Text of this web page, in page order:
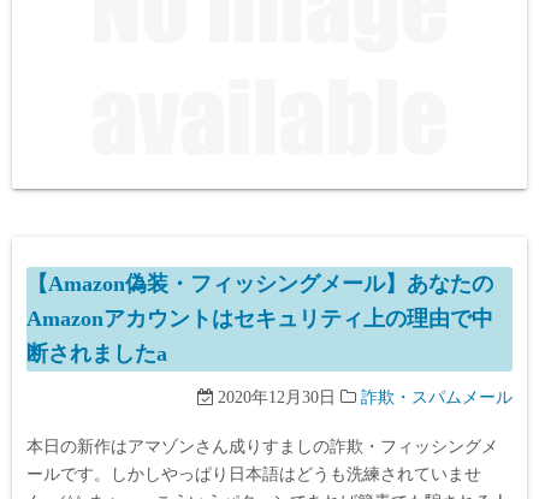
【Amazon偽装・フィッシングメール】あなたの
Amazonアカウントはセキュリティ上の理由で中
断されましたa
2020年12月30日 詐欺・スパムメール
本日の新作はアマゾンさん成りすましの詐欺・フィッシングメ
ールです。しかしやっぱり日本語はどうも洗練されていませ